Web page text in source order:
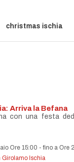
christmas ischia
Arriva la Befana
con una festa
Ore 15:00 -fino a Ore
Girolamo Ischia